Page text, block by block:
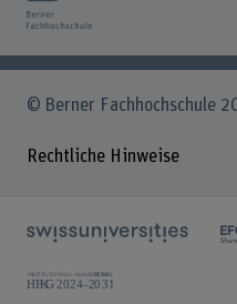
© Berner Fachhochschule
Rechtliche Hinweise